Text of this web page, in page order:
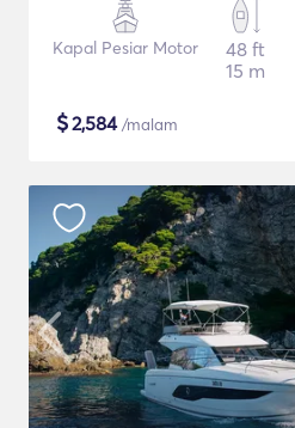
Kapal Pesiar Motor
48 ft
15 m
$2,584/malam